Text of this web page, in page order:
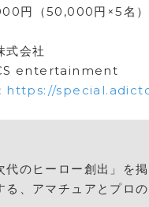
円（50,000円×5名
式会社
entertainment
https://
代のヒーロー創出」
る、アマチュアとプロ